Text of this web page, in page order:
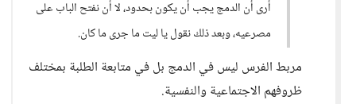
أرى أن الدمج يجب أن يكون بحدود، لا أن نفتح الباب على
مصرعيه، وبعد ذلك نقول يا ليت ما جرى ما كان.
مربط الفرس ليس في الدمج بل في متابعة الطلبة بمختلف
ظروفهم الاجتماعية والنفسية.